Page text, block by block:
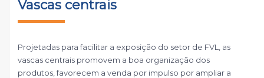
Vascas centrais
Projetadas para facilitar a exposição do setor de FVL, as
vascas centrais promovem a boa organização dos
produtos, favorecem a venda por impulso por ampliar a